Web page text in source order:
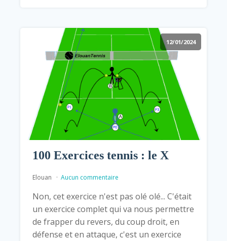
12/01/2024
100 Exercices tennis : le X
Elouan Aucun commentaire
Non, cet exercice n'est pas olé olé... C'était
un exercice complet qui va nous permettre
de frapper du revers, du coup droit, en
défense et en attaque, c'est un exercice